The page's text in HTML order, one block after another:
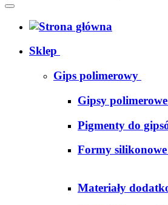
Sklep
Gips polimerowy
Gipsy polimerowe
Pigmenty do
Formy
Materiały